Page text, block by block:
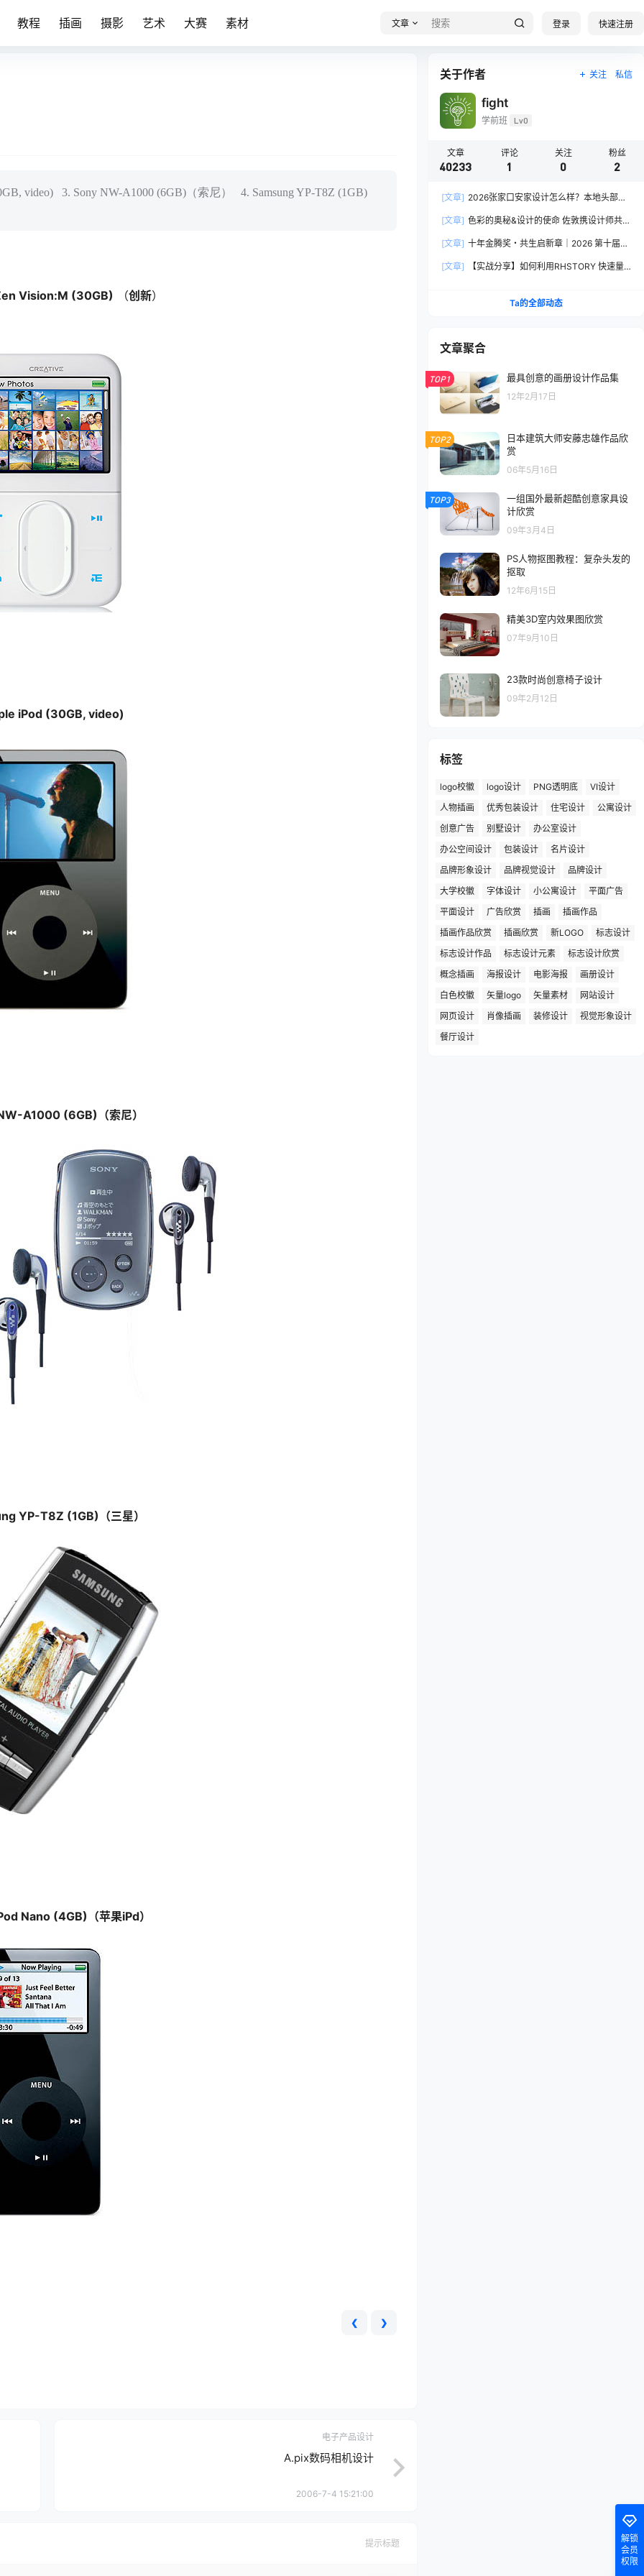
教程 插画 摄影 艺术 大赛 素材 文章 登录 快速注册
video) 3. Sony NW-A1000 (6GB)（索尼） 4. Samsung YP-T8Z (1GB)
Vision:M (30GB) （创新）
iPod (30GB, video)
A1000 (6GB)（索尼）
YP-T8Z (1GB)（三星）
Nano (4GB)（苹果iPd）
❮ ❯
电子产品设计
A.pix数码相机设计
2006-7-4 15:21:00
提示标题
关于作者 关注 私信
fight
学前班 Lv0
文章
40233
评论
1
关注
0
粉丝
2
[文章] 2026张家口安家设计怎么样？本地头部全
[文章] 色彩的奥秘&设计的使命 佐敦携设计师共探
[文章] 十年金腾奖・共生启新章｜2026 第十届金
[文章]
【实战分享】如何利用RHSTORY 快速量
Ta的全部动态
文章聚合
TOP1 最具创意的画册设计作品集
12年2月17日
TOP2
日本建筑大师安藤忠雄作品欣
赏
06年5月16日
TOP3
一组国外最新超酷创意家具设
计欣赏
09年3月4日
PS人物抠图教程：复杂头发的
抠取
12年6月15日
精美3D室内效果图欣赏
07年9月10日
23款时尚创意椅子设计
09年2月12日
标签
logo校徽 logo设计 PNG透明底
VI设计
人物插画
优秀包装设计 住宅设计
公寓设计
创意广告
别墅设计
办公室设计
办公空间设计
包装设计
名片设计
品牌形象设计
品牌视觉设计
品牌设计
大学校徽
字体设计 小公寓设计
平面广告
平面设计
广告欣赏 插画
插画作品
插画作品欣赏
插画欣赏 新LOGO
标志设计
标志设计作品
标志设计元素
标志设计欣赏
概念插画
海报设计 电影海报
画册设计
白色校徽
矢量logo 矢量素材
网站设计
网页设计
肖像插画 装修设计
视觉形象设计
餐厅设计
解锁
会员
权限